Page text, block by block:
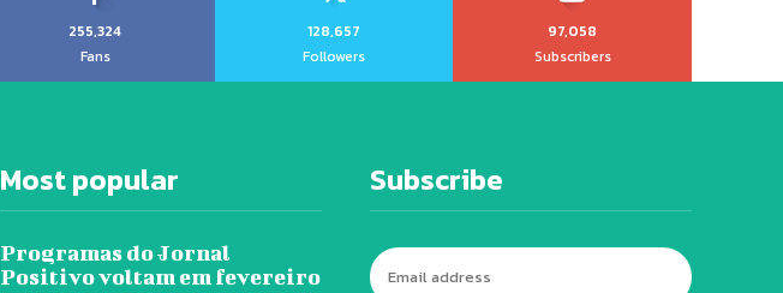
255,324
Fans
128,657
Followers
97,058
Subscribers
Most popular
Programas do Jornal
Positivo voltam em fevereiro
Subscribe